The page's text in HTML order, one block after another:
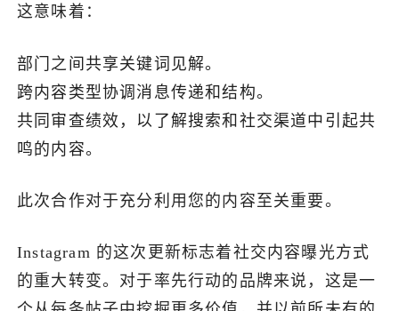
这意味着：
部门之间共享关键词见解。
跨内容类型协调消息传递和结构。
共同审查绩效，以了解搜索和社交渠道中引起共
鸣的内容。
此次合作对于充分利用您的内容至关重要。
Instagram 的这次更新标志着社交内容曝光方式
的重大转变。对于率先行动的品牌来说，这是一